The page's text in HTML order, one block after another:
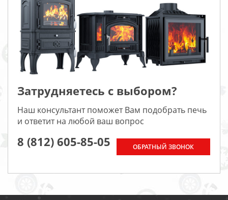
Затрудняетесь с выбором?
Наш консультант поможет Вам подобрать печь
и ответит на любой ваш вопрос
8 (812) 605-85-05 ОБРАТНЫЙ ЗВОНОК